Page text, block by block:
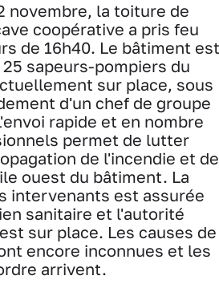
novembre, la toiture de
coopérative a pris feu
de 16h40. Le bâtiment est
sapeurs-pompiers du
sur place, sous
d'un chef de groupe
rapide et en nombre
permet de lutter
de l'incendie et de
ouest du bâtiment. La
intervenants est assurée
sanitaire et l'autorité
sur place. Les causes de
encore inconnues et les
arrivent.